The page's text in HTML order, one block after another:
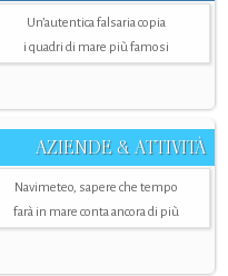
Un’autentica falsaria copia
i quadri di mare più famosi
AZIENDE & ATTIVITÀ
Navimeteo, sapere che tempo
farà in mare conta ancora di più